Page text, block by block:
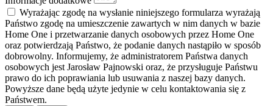
Wyrażając zgodę na wysłanie niniejszego formularza wyrażają
Państwo zgodę na umieszczenie zawartych w nim danych w bazie
Home One i przetwarzanie danych osobowych przez Home One
oraz potwierdzają Państwo, że podanie danych nastąpiło w sposób
dobrowolny. Informujemy, że administratorem Państwa danych
osobowych jest Jarosław Pajnowski oraz, że przysługuje Państwu
prawo do ich poprawiania lub usuwania z naszej bazy danych.
Powyższe dane będą użyte jedynie w celu kontaktowania się z
Państwem.